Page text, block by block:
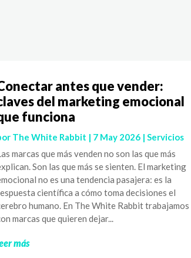
antes que vender:
del marketing emocional
funciona
The White Rabbit | 7 May 2026| Servicios
marcas que más venden no son las que más
Son las que más se sienten. El marketing
no es una tendencia pasajera: es la
científica a cómo toma decisiones el
humano. En The White Rabbit trabajamos
marcas que quieren dejar...
más